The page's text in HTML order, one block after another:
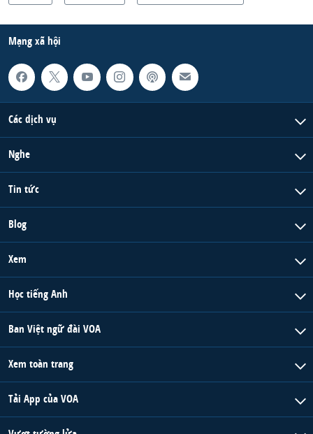
Mạng xã hội
Các dịch vụ
Nghe
Tin tức
Blog
Xem
Học tiếng Anh
Ban Việt ngữ đài VOA
Xem toàn trang
Tải App của VOA